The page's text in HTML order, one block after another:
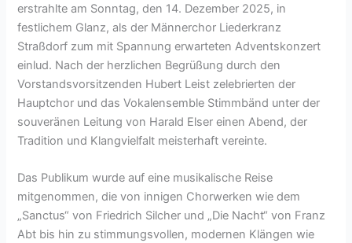
erstrahlte am Sonntag, den 14. Dezember 2025, in
festlichem Glanz, als der Männerchor Liederkranz
Straßdorf zum mit Spannung erwarteten Adventskonzert
einlud. Nach der herzlichen Begrüßung durch den
Vorstandsvorsitzenden Hubert Leist zelebrierten der
Hauptchor und das Vokalensemble Stimmbänd unter der
souveränen Leitung von Harald Elser einen Abend, der
Tradition und Klangvielfalt meisterhaft vereinte.
Das Publikum wurde auf eine musikalische Reise
mitgenommen, die von innigen Chorwerken wie dem
„Sanctus“ von Friedrich Silcher und „Die Nacht“ von Franz
Abt bis hin zu stimmungsvollen, modernen Klängen wie